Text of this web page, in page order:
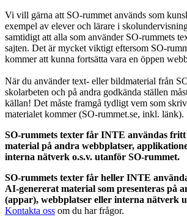
Vi vill gärna att SO-rummet används som
exempel av elever och lärare i
samtidigt att alla som använder SO-rummets
sajten. Det är mycket viktigt eftersom SO-
kommer att kunna fortsätta vara en öppen
När du använder text- eller bildmaterial från
skolarbeten och på andra godkända ställen
källan! Det måste framgå tydligt vem som
materialet kommer (SO-rummet.se, inkl. länk).
SO-rummets texter får INTE användas
material på andra webbplatser,
interna nätverk o.s.v. utanför SO-rummet.
SO-rummets texter får heller INTE
AI-genererat material som presenteras på
(appar), webbplatser eller interna nätverk
Kontakta oss om du har frågor.